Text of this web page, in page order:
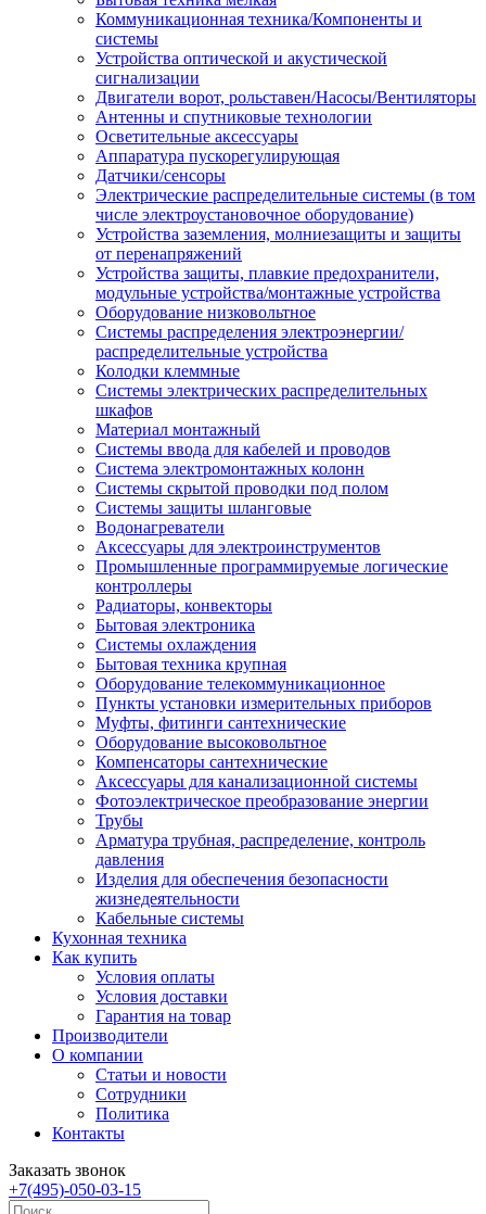
Коммуникационная техника/Компоненты и
системы
Устройства оптической и акустической
сигнализации
Двигатели ворот, рольставен/Насосы/Вентиляторы
Антенны и спутниковые технологии
Осветительные аксессуары
Аппаратура пускорегулирующая
Датчики/сенсоры
Электрические распределительные системы (в том
числе электроустановочное оборудование)
Устройства заземления, молниезащиты и защиты
от перенапряжений
Устройства защиты, плавкие предохранители,
модульные устройства/монтажные устройства
Оборудование низковольтное
Системы распределения электроэнергии/
распределительные устройства
Колодки клеммные
Системы электрических распределительных
шкафов
Материал монтажный
Системы ввода для кабелей и проводов
Система электромонтажных колонн
Системы скрытой проводки под полом
Системы защиты шланговые
Водонагреватели
Аксессуары для электроинструментов
Промышленные программируемые логические
контроллеры
Радиаторы, конвекторы
Бытовая электроника
Системы охлаждения
Бытовая техника крупная
Оборудование телекоммуникационное
Пункты установки измерительных приборов
Муфты, фитинги сантехнические
Оборудование высоковольтное
Компенсаторы сантехнические
Аксессуары для канализационной системы
Фотоэлектрическое преобразование энергии
Трубы
Арматура трубная, распределение, контроль
давления
Изделия для обеспечения безопасности
жизнедеятельности
Кабельные системы
Кухонная техника
Как купить
Условия оплаты
Условия доставки
Гарантия на товар
Производители
О компании
Статьи и новости
Сотрудники
Политика
Контакты
Заказать звонок
+7(495)-050-03-15